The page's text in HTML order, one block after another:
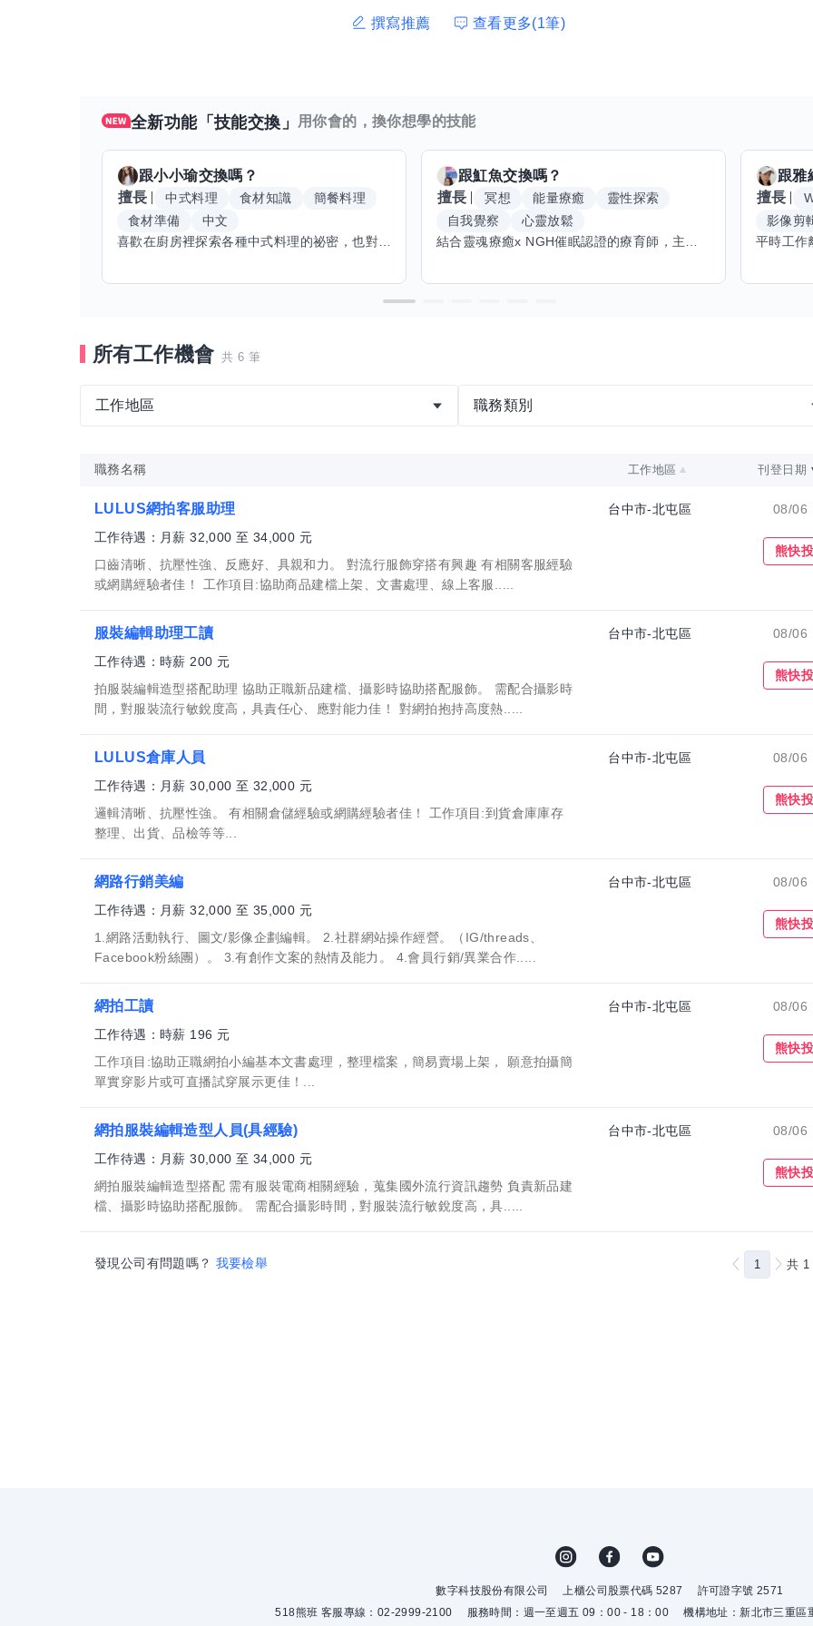
撰寫推薦 查看更多(1筆)
全新功能「技能交換」 用你會的，換你想學的技能
跟小小瑜交換嗎？
擅長
中式料理 食材知識
簡餐料理
食材準備
中文
跟魟魚交換嗎？
擅長
冥想 能量療癒
靈性探索
自我覺察
心靈放鬆
跟雅
擅長
影像剪
所有工作機會 共 6 筆
工作地區 職務類別
職務名稱 工作地區 刊登日期
LULUS網拍客服助理 台中市-北屯區
08/06
工作待遇：月薪 32,000 至 34,000 元
口齒清晰、抗壓性強、反應好、具親和力。 對流行服飾穿搭有興趣 有相關客服經驗
或網購經驗者佳！ 工作項目:協助商品建檔上架、文書處理、線上客服.....
熊快投
服裝編輯助理工讀 台中市-北屯區
08/06
工作待遇：時薪 200 元
拍服裝編輯造型搭配助理 協助正職新品建檔、攝影時協助搭配服飾。 需配合攝影時
間，對服裝流行敏銳度高，具責任心、應對能力佳！ 對網拍抱持高度熱.....
熊快投
LULUS倉庫人員 台中市-北屯區
08/06
工作待遇：月薪 30,000 至 32,000 元
邏輯清晰、抗壓性強。 有相關倉儲經驗或網購經驗者佳！ 工作項目:到貨倉庫庫存
整理、出貨、品檢等等...
熊快投
網路行銷美編 台中市-北屯區
08/06
工作待遇：月薪 32,000 至 35,000 元
1.網路活動執行、圖文/影像企劃編輯。 2.社群網站操作經營。（IG/threads、
Facebook粉絲團）。 3.有創作文案的熱情及能力。 4.會員行銷/異業合作.....
熊快投
網拍工讀 台中市-北屯區
08/06
工作待遇：時薪 196 元
工作項目:協助正職網拍小編基本文書處理，整理檔案，簡易賣場上架， 願意拍攝簡
單實穿影片或可直播試穿展示更佳！...
熊快投
網拍服裝編輯造型人員(具經驗) 台中市-北屯區
08/06
工作待遇：月薪 30,000 至 34,000 元
網拍服裝編輯造型搭配 需有服裝電商相關經驗，蒐集國外流行資訊趨勢 負責新品建
檔、攝影時協助搭配服飾。 需配合攝影時間，對服裝流行敏銳度高，具.....
熊快投
發現公司有問題嗎？ 我要檢舉 1 共 1
數字科技股份有限公司
上櫃公司股票代碼 5287
許可證字號 2571
518熊班 客服專線：02-2999-2100
服務時間：週一至週五 09：00 - 18：00 機構地址：新北市三重